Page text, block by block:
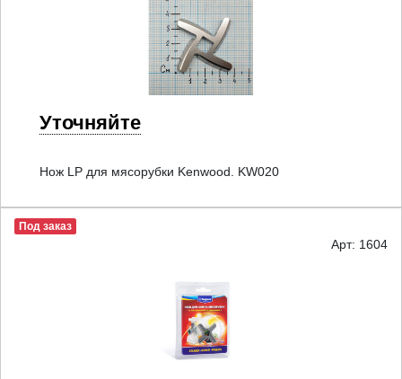
Уточняйте
Нож LP для мясорубки Kenwood. KW020
Под заказ
Арт: 1604